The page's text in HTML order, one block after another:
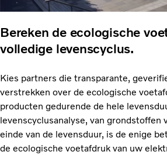
Bereken de ecologische
volledige levenscyclus.
Kies partners die transparante,
verstrekken over de ecologische
producten gedurende de hele
levenscyclusanalyse, van grondstoffen
einde van de levensduur, is de enige
de ecologische voetafdruk van uw